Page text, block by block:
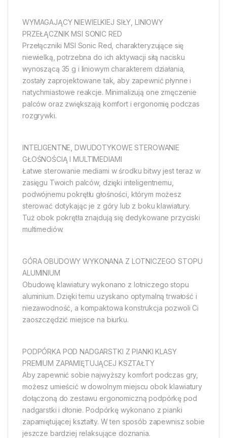
WYMAGAJĄCY NIEWIELKIEJ SIŁY, LINIOWY
PRZEŁĄCZNIK MSI SONIC RED
Przełączniki MSI Sonic Red, charakteryzujące się
niewielką, potrzebna do ich aktywacji siłą nacisku
wynoszącą 35 g i liniowym charakterem działania,
zostały zaprojektowane tak, aby zapewnić płynne i
natychmiastowe reakcje. Minimalizują one zmęczenie
palców oraz zwiększają komfort i ergonomię podczas
rozgrywki.
INTELIGENTNE, DWUDOTYKOWE STEROWANIE
GŁOŚNOŚCIĄ I MULTIMEDIAMI
Łatwe sterowanie mediami w środku bitwy jest teraz w
zasięgu Twoich palców, dzięki inteligentnemu,
podwójnemu pokrętłu głośności, którym możesz
sterować dotykając je z góry lub z boku klawiatury.
Tuż obok pokrętła znajdują się dedykowane przyciski
multimediów.
GÓRA OBUDOWY WYKONANA Z LOTNICZEGO STOPU
ALUMINIUM
Obudowę klawiatury wykonano z lotniczego stopu
aluminium. Dzięki temu uzyskano optymalną trwałość i
niezawodność, a kompaktowa konstrukcja pozwoli Ci
zaoszczędzić miejsce na biurku.
PODPÓRKA POD NADGARSTKI Z PIANKI KLASY
PREMIUM ZAPAMIĘTUJĄCEJ KSZTAŁTY
Aby zapewnić sobie najwyższy komfort podczas gry,
możesz umieścić w dowolnym miejscu obok klawiatury
dołączoną do zestawu ergonomiczną podpórkę pod
nadgarstki i dłonie. Podpórkę wykonano z pianki
zapamiętującej kształty. W ten sposób zapewnisz sobie
jeszcze bardziej relaksujące doznania.